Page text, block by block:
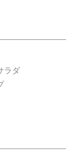
ラダ